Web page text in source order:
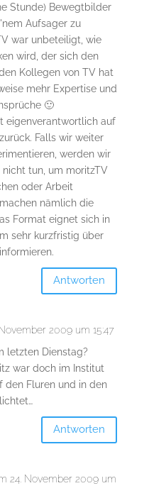
Stunde) Bewegtbilder
Aufsager zu
war unbeteiligt, wie
wird, der sich den
Kollegen von TV hat
mehr Expertise und
🙂
eigenverantwortlich auf
Falls wir weiter
werden wir
tun, um moritzTV
oder Arbeit
nämlich die
Format eignet sich in
sehr kurzfristig über
Antworten
2009 um 15:47
letzten Dienstag?
war doch im Institut
den Fluren und in den
Antworten
24. November 2009 um